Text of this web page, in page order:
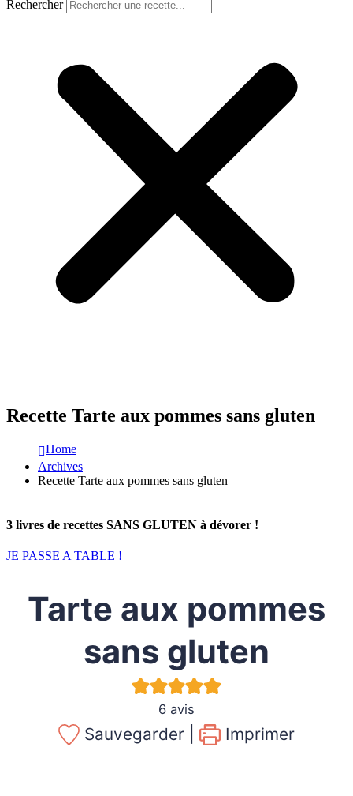
Rechercher
Recette Tarte aux pommes sans gluten
Home
Archives
Recette Tarte aux pommes sans gluten
3 livres de recettes SANS GLUTEN à dévorer !
JE PASSE A TABLE !
Tarte aux pommes
sans gluten
6 avis
Sauvegarder | Imprimer